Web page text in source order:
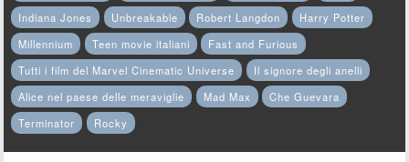
Indiana Jones
Unbreakable Robert Langdon
Harry Potter
Millennium
Teen movie italiani
Fast and Furious
Tutti i film del Marvel Cinematic Universe
Il signore degli anelli
Alice nel paese delle meraviglie
Mad Max
Che Guevara
Terminator
Rocky